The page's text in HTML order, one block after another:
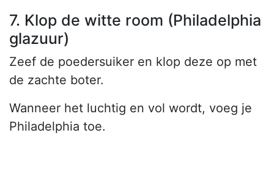
7. Klop de witte room (Philadelphia
glazuur)
Zeef de poedersuiker en klop deze op met
de zachte boter.
Wanneer het luchtig en vol wordt, voeg je
Philadelphia toe.